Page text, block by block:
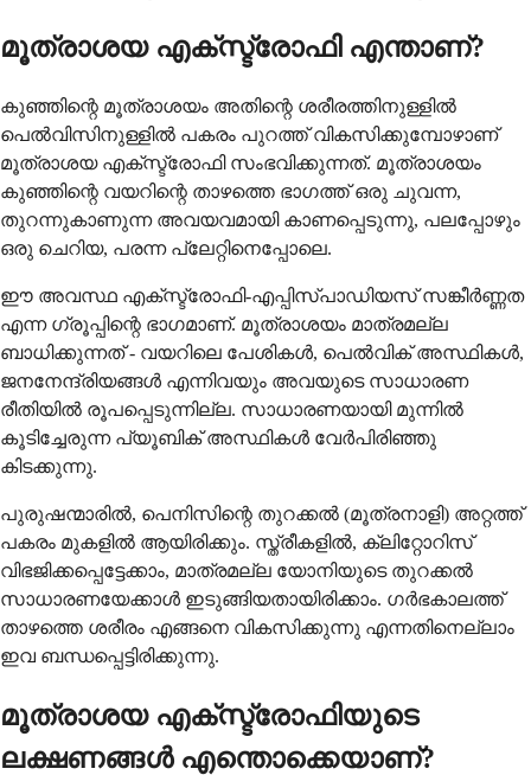
മൂത്രാശയ എക്സ്ട്രോഫി എന്താണ്?
കുഞ്ഞിന്റെ മൂത്രാശയം അതിന്റെ ശരീരത്തിനുള്ളിൽ
പെൽവിസിനുള്ളിൽ പകരം പുറത്ത് വികസിക്കുമ്പോഴാണ്
മൂത്രാശയ എക്സ്ട്രോഫി സംഭവിക്കുന്നത്. മൂത്രാശയം
കുഞ്ഞിന്റെ വയറിന്റെ താഴത്തെ ഭാഗത്ത് ഒരു ചുവന്ന,
തുറന്നുകാണുന്ന അവയവമായി കാണപ്പെടുന്നു, പലപ്പോഴും
ഒരു ചെറിയ, പരന്ന പ്ലേറ്റിനെപ്പോലെ.
ഈ അവസ്ഥ എക്സ്ട്രോഫി-എപ്പിസ്പാഡിയസ് സങ്കീർണ്ണത
എന്ന ഗ്രൂപ്പിന്റെ ഭാഗമാണ്. മൂത്രാശയം മാത്രമല്ല
ബാധിക്കുന്നത് - വയറിലെ പേശികൾ, പെൽവിക് അസ്ഥികൾ,
ജനനേന്ദ്രിയങ്ങൾ എന്നിവയും അവയുടെ സാധാരണ
രീതിയിൽ രൂപപ്പെടുന്നില്ല. സാധാരണയായി മുന്നിൽ
കൂടിച്ചേരുന്ന പ്യൂബിക് അസ്ഥികൾ വേർപിരിഞ്ഞു
കിടക്കുന്നു.
പുരുഷന്മാരിൽ, പെനിസിന്റെ തുറക്കൽ (മൂത്രനാളി) അറ്റത്ത്
പകരം മുകളിൽ ആയിരിക്കും. സ്ത്രീകളിൽ, ക്ലിറ്റോറിസ്
വിഭജിക്കപ്പെട്ടേക്കാം, മാത്രമല്ല യോനിയുടെ തുറക്കൽ
സാധാരണയേക്കാൾ ഇടുങ്ങിയതായിരിക്കാം. ഗർഭകാലത്ത്
താഴത്തെ ശരീരം എങ്ങനെ വികസിക്കുന്നു എന്നതിനെല്ലാം
ഇവ ബന്ധപ്പെട്ടിരിക്കുന്നു.
മൂത്രാശയ എക്സ്ട്രോഫിയുടെ
ലക്ഷണങ്ങൾ എന്തൊക്കെയാണ്?